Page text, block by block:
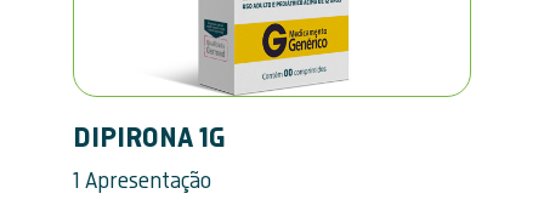
DIPIRONA 1G
1 Apresentação